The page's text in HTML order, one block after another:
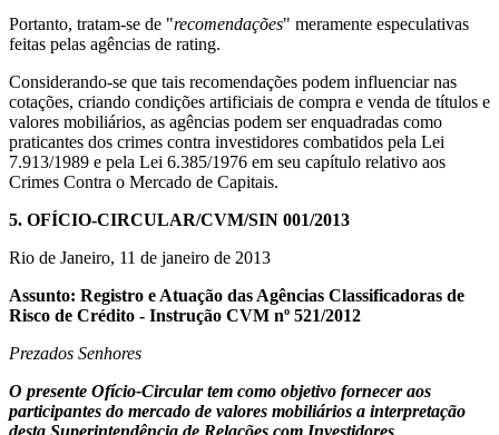
Portanto, tratam-se de "recomendações" meramente especulativas
feitas pelas agências de rating.
Considerando-se que tais recomendações podem influenciar nas
cotações, criando condições artificiais de compra e venda de títulos e
valores mobiliários, as agências podem ser enquadradas como
praticantes dos crimes contra investidores combatidos pela Lei
7.913/1989 e pela Lei 6.385/1976 em seu capítulo relativo aos
Crimes Contra o Mercado de Capitais.
5. OFÍCIO-CIRCULAR/CVM/SIN 001/2013
Rio de Janeiro, 11 de janeiro de 2013
Assunto: Registro e Atuação das Agências Classificadoras de
Risco de Crédito - Instrução CVM nº 521/2012
Prezados Senhores
O presente Ofício-Circular tem como objetivo fornecer aos
participantes do mercado de valores mobiliários a interpretação
desta Superintendência de Relações com Investidores